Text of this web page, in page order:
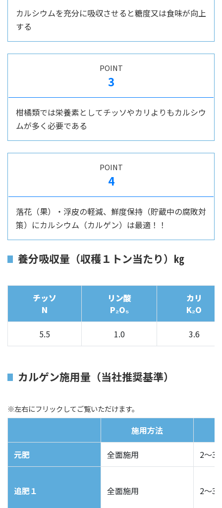
カルシウムを充分に吸収させると糖度又は食味が向上
する
POINT
3
柑橘類では栄養素としてチッソやカリよりもカルシウ
ムが多く必要である
POINT
4
落花（果）・浮皮の軽減、鮮度保持（貯蔵中の腐敗対
策）にカルシウム（カルゲン）は最適！！
養分吸収量（収穫１トン当たり）㎏
チッソ
N
リン酸
P₂O₅
カリ
K₂O
5.5 1.0 3.6
カルゲン施用量（当社推奨基準）
※左右にフリックしてご覧いただけます。
施用方法
元肥 全面施用 2～3
追肥１ 全面施用 2～3